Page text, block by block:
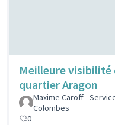
Meilleure visibilité
quartier Aragon
Maxime Caroff -
Colombes
0